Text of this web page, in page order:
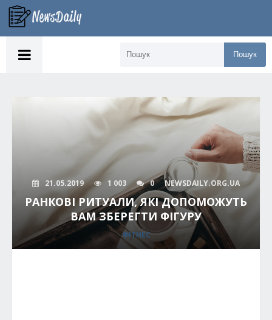
Пошук
21.05.2019 1 003 0 NEWSDAILY.ORG.UA
РАНКОВІ РИТУАЛИ, ЯКІ ДОПОМОЖУТЬ
ВАМ ЗБЕРЕГТИ ФІГУРУ
ФІТНЕС